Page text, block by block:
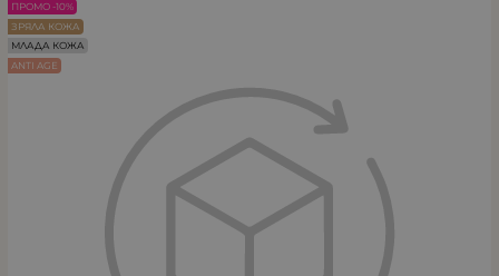
ПРОМО -10%
ЗРЯЛА КОЖА
МЛАДА КОЖА
ANTI AGE